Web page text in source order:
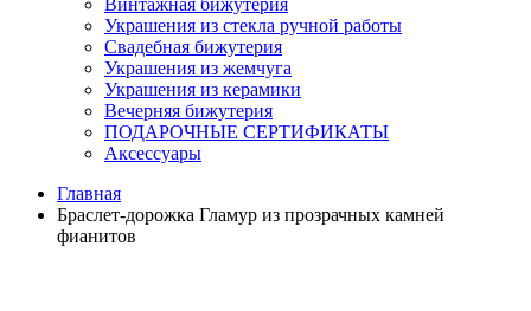
Винтажная бижутерия
Украшения из стекла ручной работы
Свадебная бижутерия
Украшения из жемчуга
Украшения из керамики
Вечерняя бижутерия
ПОДАРОЧНЫЕ СЕРТИФИКАТЫ
Аксессуары
Главная
Браслет-дорожка Гламур из прозрачных камней
фианитов